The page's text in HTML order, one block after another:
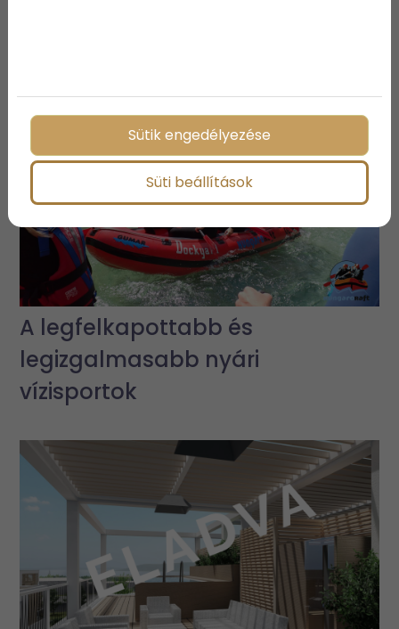
A legfelkapottabb és
legizgalmasabb nyári
vízisportok
Sütik engedélyezése
Süti beállítások